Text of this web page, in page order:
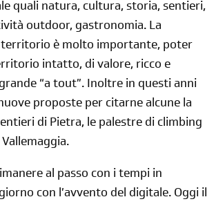
quali natura, cultura, storia, sentieri,
outdoor, gastronomia. La
territorio è molto importante, poter
intatto, di valore, ricco e
“a tout”. Inoltre in questi anni
proposte per citarne alcune la
di Pietra, le palestre di climbing
al passo con i tempi in
con l’avvento del digitale. Oggi il